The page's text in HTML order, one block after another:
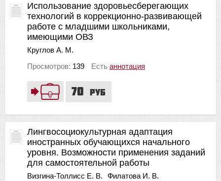
70 руб
Использование здоровьесберегающих
технологий в коррекционно-развивающей
работе с младшими школьниками,
имеющими ОВЗ
Круглов А. М.
Просмотров: 139 Есть аннотация
Лингвосоциокультурная адаптация
иностранных обучающихся начального
уровня. Возможности применения заданий
для самостоятельной работы
Визгина-Толлисс Е. В.
Филатова И. В.